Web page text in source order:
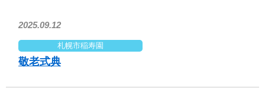
2025.09.12
札幌市稲寿園
敬老式典